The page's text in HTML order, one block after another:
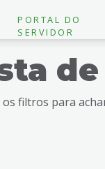
PORTAL DO
SERVIDOR
os filtros para